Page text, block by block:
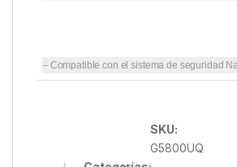
– Compatible con el sistema de seguridad
SKU:
G5800UQ